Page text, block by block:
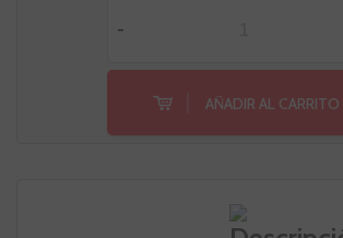
-
AÑADIR AL CARRITO